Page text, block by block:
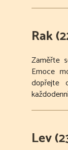
Rak
Zaměřte
Emoce
dopřejte
Lev